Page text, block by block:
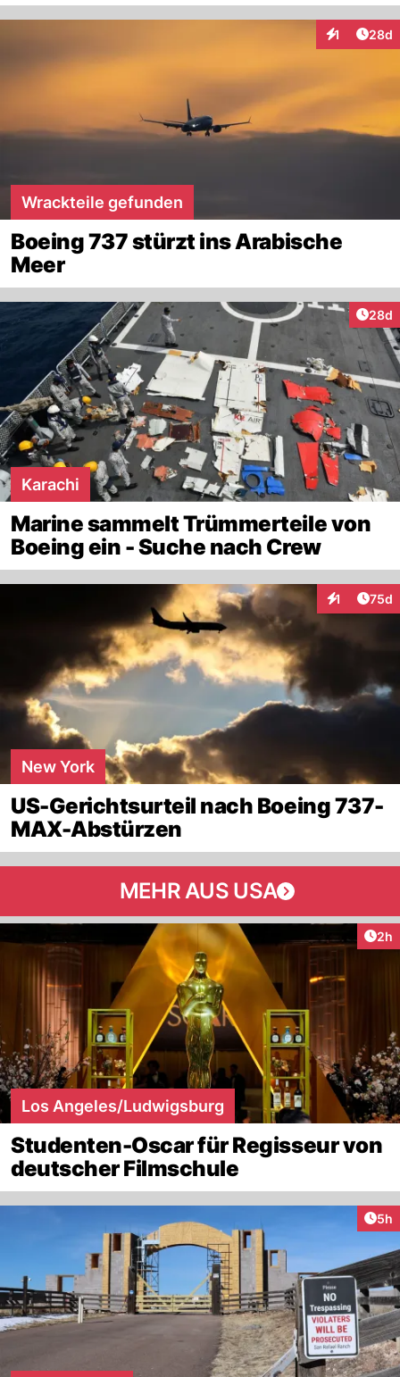
1
Interaktionen
28d
Wrackteile gefunden
Boeing 737 stürzt ins Arabische
Meer
28d
Karachi
Marine sammelt Trümmerteile von
Boeing ein - Suche nach Crew
1 75d
New York
US-Gerichtsurteil nach Boeing 737-
MAX-Abstürzen
MEHR AUS USA
2h
Los Angeles/Ludwigsburg
Studenten-Oscar für Regisseur von
deutscher Filmschule
5h